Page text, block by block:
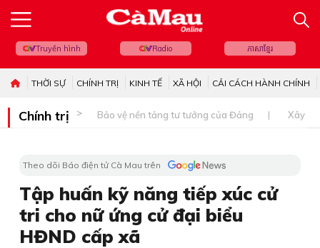
Truyền hình Radio ភាសាខ្មែរ
THỜI SỰ CHÍNH TRỊ KINH TẾ XÃ HỘI CẢI CÁCH HÀNH CHÍNH
Chính trị Bảo vệ nền tảng tư tưởng của Đảng Xây
Theo dõi Báo điện tử Cà Mau trên
Tập huấn kỹ năng tiếp xúc cử
tri cho nữ ứng cử đại biểu
HĐND cấp xã